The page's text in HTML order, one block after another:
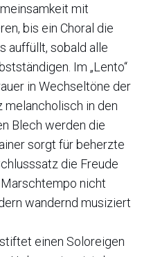
mit
bis ein Choral die
auffüllt, sobald alle
Im „Lento“
in Wechseltöne der
melancholisch in den
Blech werden die
sorgt für beherzte
die Freude
nicht
wandernd musiziert
einen Soloreigen